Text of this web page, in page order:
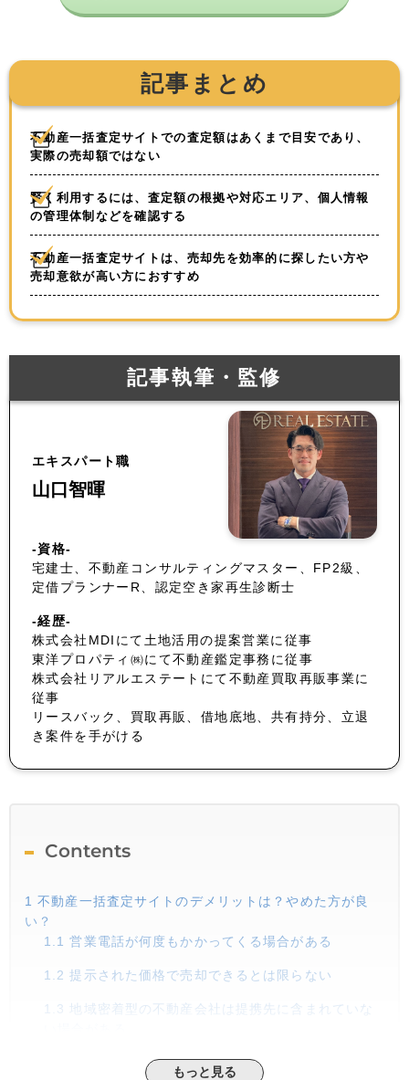
記事まとめ
不動産一括査定サイトでの査定額はあくまで目安であり、
実際の売却額ではない
賢く利用するには、査定額の根拠や対応エリア、個人情報
の管理体制などを確認する
不動産一括査定サイトは、売却先を効率的に探したい方や
売却意欲が高い方におすすめ
記事執筆・監修
エキスパート職
山口智暉
-資格-
宅建士、不動産コンサルティングマスター、FP2級、
定借プランナーR、認定空き家再生診断士
-経歴-
株式会社MDIにて土地活用の提案営業に従事
東洋プロパティ㈱にて不動産鑑定事務に従事
株式会社リアルエステートにて不動産買取再販事業に
従事
リースバック、買取再販、借地底地、共有持分、立退
き案件を手がける
Contents
1 不動産一括査定サイトのデメリットは？やめた方が良
い？
1.1 営業電話が何度もかかってくる場合がある
1.2 提示された価格で売却できるとは限らない
1.3
地域密着型の不動産会社は提携先に含まれていな
高額査定で集客している不動産会社と出会うリス
もっと見る